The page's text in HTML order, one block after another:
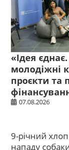
«Ідея
молодіжні
проєкти та
07.08.2026
9-річний
нападу